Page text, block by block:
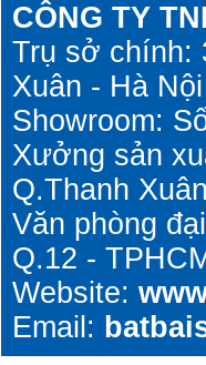
CÔNG TY
Trụ sở chính:
Xuân - Hà Nội
Showroom:
Xưởng sản
Q.Thanh
Văn phòng
Q.12 -
Website:
Email: